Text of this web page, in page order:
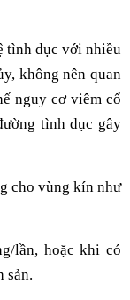
tình dục với nhiều
không nên quan
nguy cơ viêm cổ
tình dục gây
cho vùng kín như
lần, hoặc khi có
sản.